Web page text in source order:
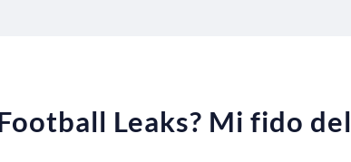
Leaks? Mi fido del